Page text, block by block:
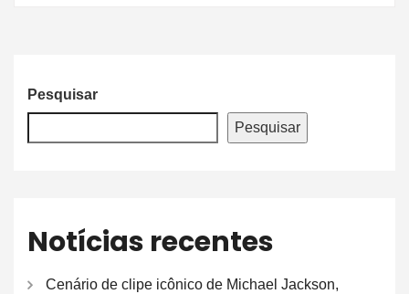
Pesquisar
Pesquisar
Notícias recentes
Cenário de clipe icônico de Michael Jackson,